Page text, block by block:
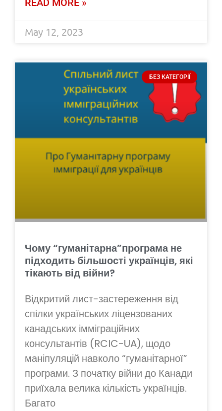
May 12, 2023
БЕЗ КАТЕГОРІЇ
Чому “гуманітарна”програма не
підходить більшості українців, які
тікають від війни?
Відкритий лист-застереження від
спілки українських ліцензованих
канадських імміграційних
консультантів (RCIC-UA), щодо
маніпуляцій навколо “гуманітарної”
програми. З початку війни до Канади
приїхала велика кількість українців.
Багато